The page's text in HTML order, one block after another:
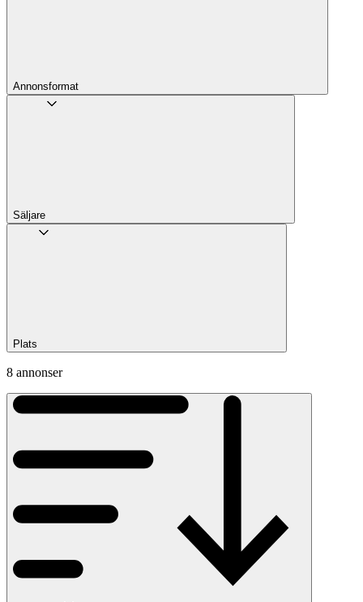
Annons­format
Säljare
Plats
8 annonser